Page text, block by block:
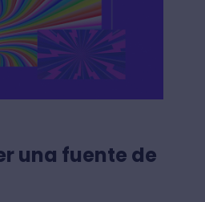
una fuente de